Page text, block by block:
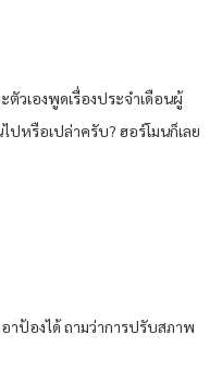
วเองพูดเรื่องประจำเดือนผู้
หรือเปล่าครับ? ฮอร์โมนก็เลย
ป้องได้ ถามว่าการปรับสภาพ